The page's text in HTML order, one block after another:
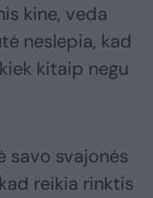
kine, veda
neslepia, kad
kitaip negu
savo svajonės
reikia rinktis